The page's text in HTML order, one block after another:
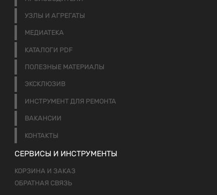
УЗЛЫ И АГРЕГАТЫ
МЕДИАТЕКА
КАТАЛОГИ PDF
ПОЛЕЗНЫЕ МАТЕРИАЛЫ
ЭКСКЛЮЗИВ
ИНСТРУМЕНТ ДЛЯ РЕМОНТА
ВАКАНСИИ
КОНТАКТЫ
СЕРВИСЫ И ИНСТРУМЕНТЫ
КОРЗИНА И ЗАКАЗ
ОБРАТНАЯ СВЯЗЬ